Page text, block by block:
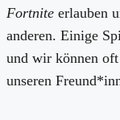
Fortnite erlauben
anderen. Einige
und wir können
unseren